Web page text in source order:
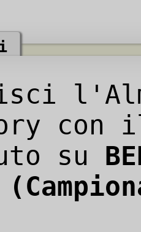
con
su